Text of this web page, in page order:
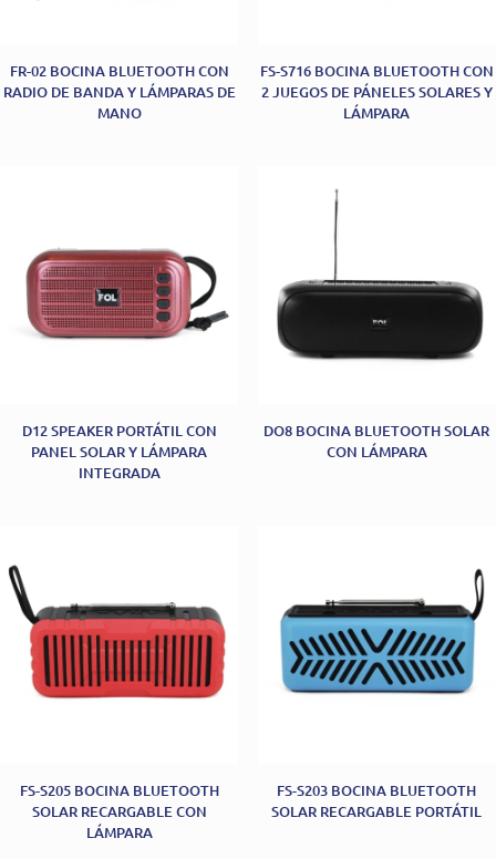
FR-02 BOCINA BLUETOOTH CON
RADIO DE BANDA Y LÁMPARAS DE
MANO
FS-S716 BOCINA BLUETOOTH CON
2 JUEGOS DE PÁNELES SOLARES Y
LÁMPARA
D12 SPEAKER PORTÁTIL CON
PANEL SOLAR Y LÁMPARA
INTEGRADA
DO8 BOCINA BLUETOOTH SOLAR
CON LÁMPARA
FS-S205 BOCINA BLUETOOTH
SOLAR RECARGABLE CON
LÁMPARA
FS-S203 BOCINA BLUETOOTH
SOLAR RECARGABLE PORTÁTIL